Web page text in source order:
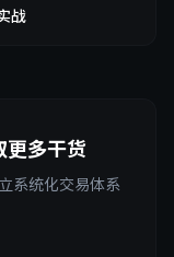
战
更多干货
系统化交易体系